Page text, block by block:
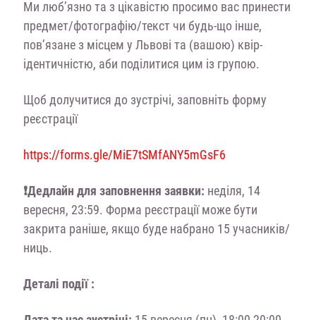
Ми люб’язно та з цікавістю просимо вас принести
предмет/фотографію/текст чи будь-що інше,
пов’язане з місцем у Львові та (вашою) квір-
ідентичністю, аби поділитися цим із групою.
Щоб долучитися до зустрічі, заповніть форму
реєстрації
https://forms.gle/MiE7tSMfANY5mGsF6
❗Дедлайн для заповнення заявки: неділя, 14
вересня, 23:59. Форма реєстрації може бути
закрита раніше, якщо буде набрано 15 учасників/
ниць.
Деталі події :